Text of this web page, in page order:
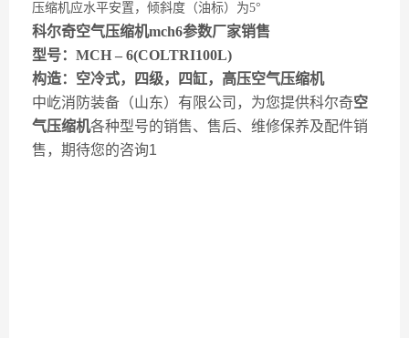
压缩机应水平安置，倾斜度（油标）为5°
科尔奇空气压缩机mch6参数厂家销售
型号：MCH – 6(COLTRI100L)
构造：空冷式，四级，四缸，高压空气压缩机
中屹消防装备（山东）有限公司，为您提供科尔奇空
气压缩机各种型号的销售、售后、维修保养及配件销
售，期待您的咨询1